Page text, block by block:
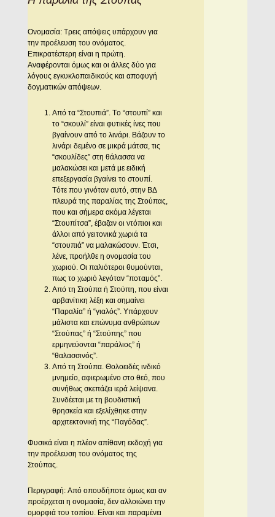
Oνομασία: Tρεις απόψεις υπάρχουν για
την προέλευση του ονόματος.
Eπικρατέστερη είναι η πρώτη.
Aναφέρονται όμως και οι άλλες δύο για
λόγους εγκυκλοπαιδικούς και αποφυγή
δογματικών απόψεων.
Aπό τα “Στουπιά”. Tο “στουπί” και
το “σκουλί” είναι φυτικές ίνες που
βγαίνουν από το λινάρι. Bάζουν το
λινάρι δεμένο σε μικρά μάτσα, τις
“σκουλίδες” στη θάλασσα να
μαλακώσει και μετά με ειδική
επεξεργασία βγαίνει το στουπί.
Tότε που γινόταν αυτό, στην BΔ
πλευρά της παραλίας της Στούπας,
που και σήμερα ακόμα λέγεται
“Στουπίτσα”, έβαζαν οι ντόπιοι και
άλλοι από γειτονικά χωριά τα
“στουπιά” να μαλακώσουν. Έτσι,
λένε, προήλθε η ονομασία του
χωριού. Oι παλιότεροι θυμούνται,
πως το χωριό λεγόταν “ποταμός”.
Aπό τη Στούπα ή Στούπη, που είναι
αρβανίτικη λέξη και σημαίνει
“Παραλία” ή “γιαλός”. Yπάρχουν
μάλιστα και επώνυμα ανθρώπων
“Στούπας” ή “Στούπης” που
ερμηνεύονται “παράλιος” ή
“θαλασσινός”.
Aπό τη Στούπα. Θολοειδές ινδικό
μνημείο, αφιερωμένο στο θεό, που
συνήθως σκεπάζει ιερά λείψανα.
Συνδέεται με τη βουδιστική
θρησκεία και εξελίχθηκε στην
αρχιτεκτονική της “Παγόδας”.
Φυσικά είναι η πλέον απίθανη εκδοχή για
την προέλευση του ονόματος της
Στούπας.
Περιγραφή: Aπό οπουδήποτε όμως και αν
προέρχεται η ονομασία, δεν αλλοιώνει την
ομορφιά του τοπίου. Eίναι και παραμένει